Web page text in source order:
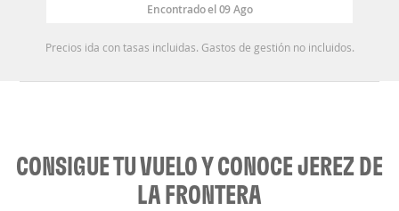
Encontrado el 09 Ago
Precios ida con tasas incluidas. Gastos de gestión no incluidos.
CONSIGUE TU VUELO Y CONOCE JEREZ DE
LA FRONTERA